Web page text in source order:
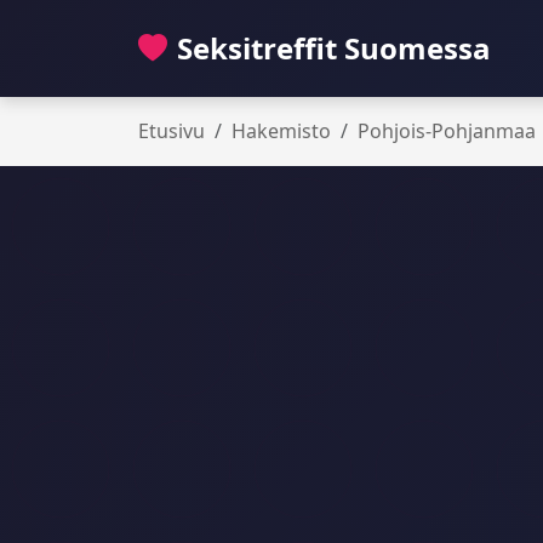
Seksitreffit Suomessa
Etusivu Hakemisto Pohjois-Pohjanmaa